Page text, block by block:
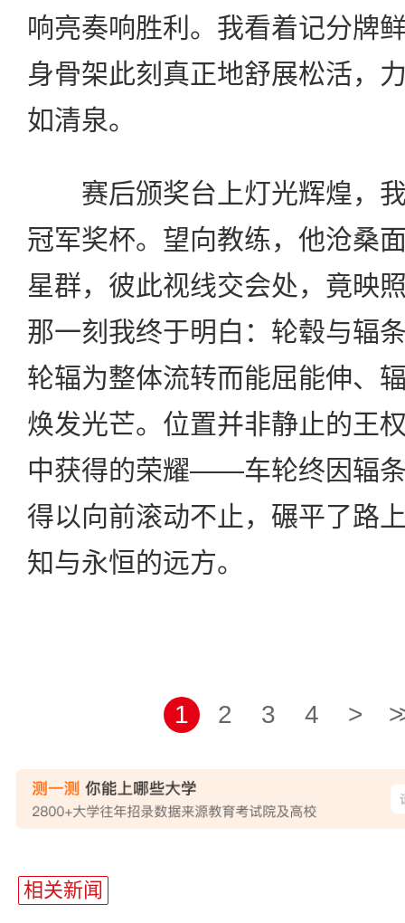
响亮奏响胜利。我看着记分牌
身骨架此刻真正地舒展松活，
如清泉。
赛后颁奖台上灯光辉煌，我
冠军奖杯。望向教练，他沧桑
星群，彼此视线交会处，竟映
那一刻我终于明白：轮毂与辐
轮辐为整体流转而能屈能伸、
焕发光芒。位置并非静止的王
中获得的荣耀——车轮终因辐
得以向前滚动不止，碾平了路
知与永恒的远方。
1 2 3 4 >
相关新闻